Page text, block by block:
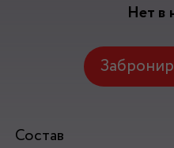
Нет в
Состав